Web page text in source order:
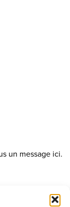
un message ici.